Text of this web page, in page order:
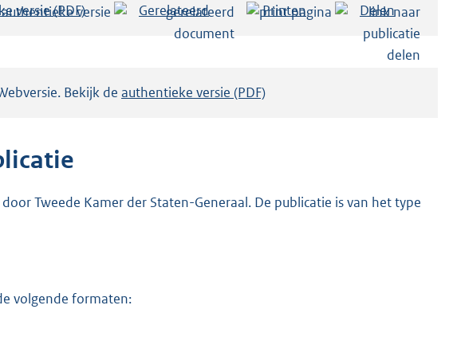
versie (PDF)b
a
r
Gerelateerd Printen Delen
Bekijk de authentieke versie (PDF)
Tweede Kamer der Staten-Generaal. De publicatie is van het type
volgende formaten: